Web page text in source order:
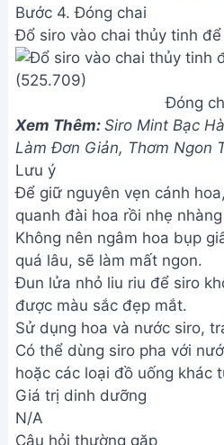
Bước 4. Đóng chai
Đổ siro vào chai thủy tinh
Đóng
Xem Thêm: Siro Mint Bạc
Làm Đơn Giản, Thơm Ngon
Lưu ý
Để giữ nguyên vẹn cánh
quanh đài hoa rồi nhẹ
Không nên ngâm hoa bụp
quá lâu, sẽ làm mất ngon.
Đun lửa nhỏ liu riu để siro
được màu sắc đẹp mắt.
Sử dụng hoa và nước siro,
Có thể dùng siro pha với
hoặc các loại đồ uống khác
Giá trị dinh dưỡng
N/A
Câu hỏi thường gặp